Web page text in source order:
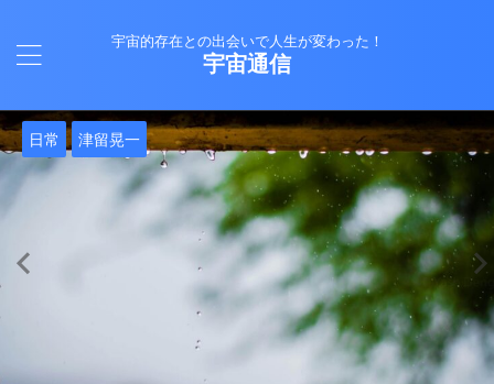
宇宙的存在との出会いで人生が変わった！
宇宙通信
日常 津留晃一
バシャール 日常 津留晃一
Healy 日常
バシャール 日常
日常
日常
Healy 日常 津留晃一
日常
Healy 日常
日常